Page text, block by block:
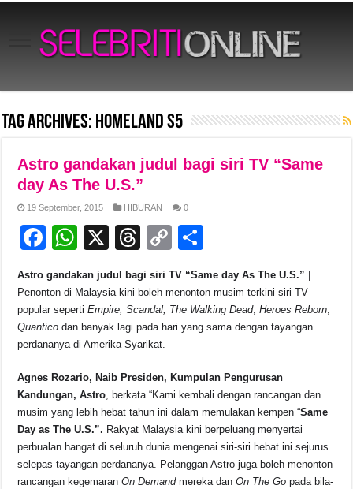
Tag Archives: Homeland S5
Astro gandakan judul bagi siri TV “Same
day As The U.S.”
19 September, 2015 HIBURAN 0
F
c
e
b
o
k
W
at
s
A
p
X
T
e
a
d
C
p
y
Li
k
ar
e
Astro gandakan judul bagi siri TV “Same day As The U.S.”
Penonton di Malaysia kini boleh menonton musim terkini siri TV
popular sepertiEmpire, Scandal, The Walking Dead,Heroes Reborn,
Quantico dan banyak lagi pada hari yang sama dengan tayangan
perdananya di Amerika Syarikat.
Agnes Rozario, Naib Presiden, Kumpulan Pengurusan
Kandungan, Astro, berkata “Kami kembali dengan rancangan dan
musim yang lebih hebat tahun ini dalam memulakan kempen “Same
Day as The U.S.”. Rakyat Malaysia kini berpeluang menyertai
perbualan hangat di seluruh dunia mengenai siri-siri hebat ini sejurus
selepas tayangan perdananya. Pelanggan Astro juga boleh menonton
rancangan kegemaranOn Demandmereka danOn The Go pada bila-